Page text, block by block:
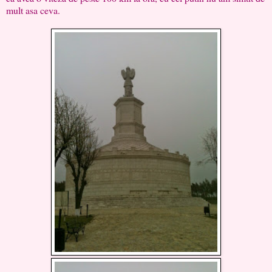
mult asa ceva.